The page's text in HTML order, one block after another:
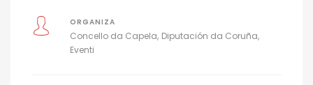
ORGANIZA
Concello da Capela Diputación da Coruña
Eventi